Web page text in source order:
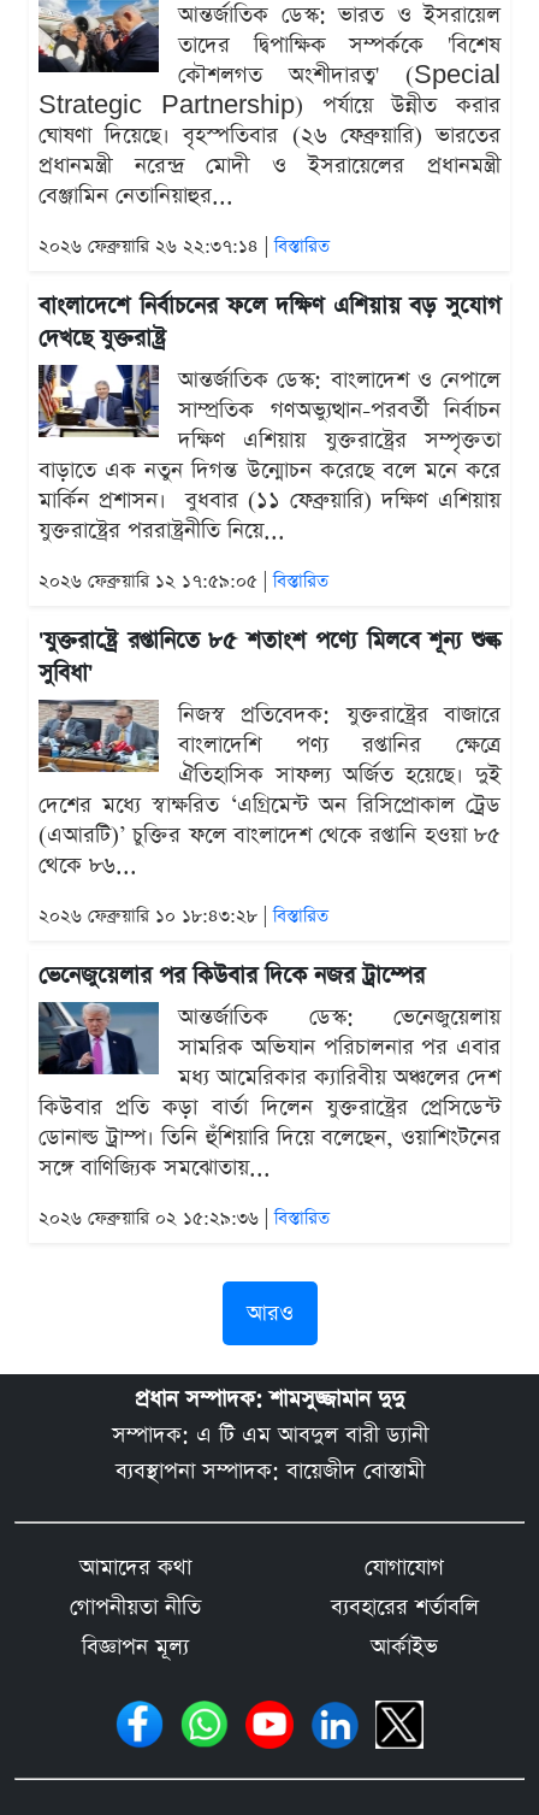
আন্তর্জাতিক ডেস্ক: ভারত ও ইসরায়েল
তাদের দ্বিপাক্ষিক সম্পর্ককে 'বিশেষ
কৌশলগত অংশীদারত্ব' (Special
Strategic Partnership) পর্যায়ে উন্নীত করার
ঘোষণা দিয়েছে। বৃহস্পতিবার (২৬ ফেব্রুয়ারি) ভারতের
প্রধানমন্ত্রী নরেন্দ্র মোদী ও ইসরায়েলের প্রধানমন্ত্রী
বেঞ্জামিন নেতানিয়াহুর...
২০২৬ ফেব্রুয়ারি ২৬ ২২:৩৭:১৪ |বিস্তারিত
বাংলাদেশে নির্বাচনের ফলে দক্ষিণ এশিয়ায় বড় সুযোগ
দেখছে যুক্তরাষ্ট্র
আন্তর্জাতিক ডেস্ক: বাংলাদেশ ও নেপালে
সাম্প্রতিক গণঅভ্যুত্থান-পরবর্তী নির্বাচন
দক্ষিণ এশিয়ায় যুক্তরাষ্ট্রের সম্পৃক্ততা
বাড়াতে এক নতুন দিগন্ত উন্মোচন করেছে বলে মনে করে
মার্কিন প্রশাসন। বুধবার (১১ ফেব্রুয়ারি) দক্ষিণ এশিয়ায়
যুক্তরাষ্ট্রের পররাষ্ট্রনীতি নিয়ে...
২০২৬ ফেব্রুয়ারি ১২ ১৭:৫৯:০৫ |বিস্তারিত
'যুক্তরাষ্ট্রে রপ্তানিতে ৮৫ শতাংশ পণ্যে মিলবে শূন্য শুল্ক
সুবিধা'
নিজস্ব প্রতিবেদক: যুক্তরাষ্ট্রের বাজারে
বাংলাদেশি পণ্য রপ্তানির ক্ষেত্রে
ঐতিহাসিক সাফল্য অর্জিত হয়েছে। দুই
দেশের মধ্যে স্বাক্ষরিত ‘এগ্রিমেন্ট অন রিসিপ্রোকাল ট্রেড
(এআরটি)’ চুক্তির ফলে বাংলাদেশ থেকে রপ্তানি হওয়া ৮৫
থেকে ৮৬...
২০২৬ ফেব্রুয়ারি ১০ ১৮:৪৩:২৮ |বিস্তারিত
ভেনেজুয়েলার পর কিউবার দিকে নজর ট্রাম্পের
আন্তর্জাতিক ডেস্ক: ভেনেজুয়েলায়
সামরিক অভিযান পরিচালনার পর এবার
মধ্য আমেরিকার ক্যারিবীয় অঞ্চলের দেশ
কিউবার প্রতি কড়া বার্তা দিলেন যুক্তরাষ্ট্রের প্রেসিডেন্ট
ডোনাল্ড ট্রাম্প। তিনি হুঁশিয়ারি দিয়ে বলেছেন, ওয়াশিংটনের
সঙ্গে বাণিজ্যিক সমঝোতায়...
২০২৬ ফেব্রুয়ারি ০২ ১৫:২৯:৩৬ |বিস্তারিত
আরও
প্রধান সম্পাদক: শামসুজ্জামান দুদু
সম্পাদক: এ টি এম আবদুল বারী ড্যানী
ব্যবস্থাপনা সম্পাদক: বায়েজীদ বোস্তামী
আমাদের কথা
যোগাযোগ
গোপনীয়তা নীতি
ব্যবহারের শর্তাবলি
বিজ্ঞাপন মূল্য
আর্কাইভ